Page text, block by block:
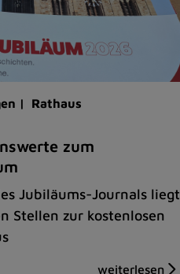
| Rathaus
zum
Jubiläums-Journals liegt
Stellen zur kostenlosen